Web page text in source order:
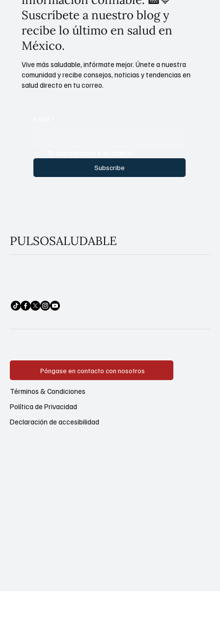
Suscríbete a nuestro blog y
recibe lo último en salud en
México.
Subscribe
Vive más saludable, infórmate mejor. Únete a nuestra
comunidad y recibe consejos, noticias y tendencias en
salud directo en tu correo.
PULSOSALUDABLE
Póngase en contacto con nosotros
Política de Privacidad
Términos & Condiciones
Declaración de accesibilidad